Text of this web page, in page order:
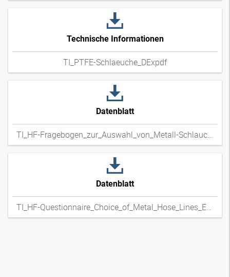
Technische Informationen
TI_PTFE-Schlaeuche_DExpdf
Datenblatt
TI_HF-Fragebogen_zur_Auswahl_von_Metall-Schlauchleitungen_DExpdf
Datenblatt
TI_HF-Questionnaire_Choice_of_Metal_Hose_Lines_ENxpdf